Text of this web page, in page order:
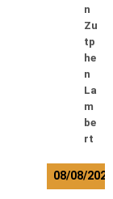
n
Zu
tp
he
n
La
m
be
rt
08/08/2026